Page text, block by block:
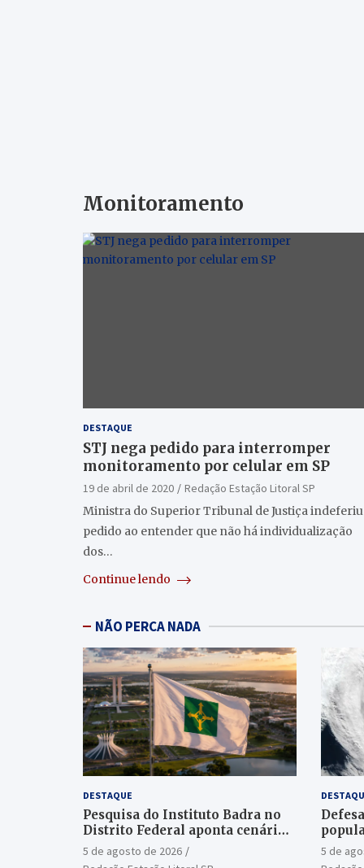
Monitoramento
DESTAQUE
STJ nega pedido para interromper
monitoramento por celular em SP
19 de abril de 2020
Redação Estação Litoral SP
Ministra do Superior Tribunal de Justiça indeferiu
pedido ao entender que não há individualização
dos…
Continue lendo
NÃO PERCA NADA
DESTAQUE
Pesquisa do Instituto Badra no
Distrito Federal aponta cenário
aberto para o Senado
5 de agosto de 2026
5 de